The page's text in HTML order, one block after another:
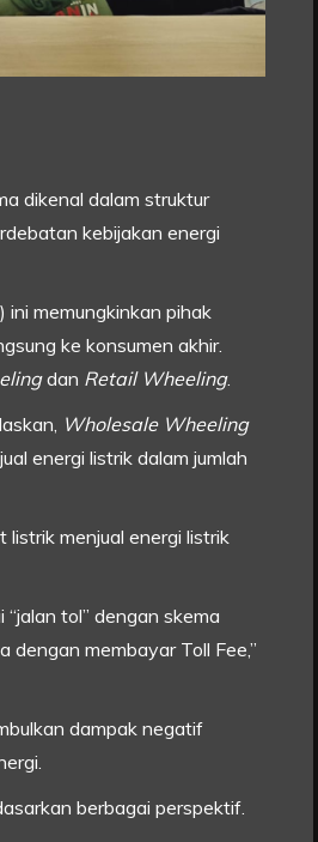
dikenal dalam struktur
kebijakan energi
ini memungkinkan pihak
ke konsumen akhir.
dan Retail Wheeling.
Wholesale Wheeling
energi listrik dalam jumlah
menjual energi listrik
tol” dengan skema
dengan membayar Toll Fee,”
dampak negatif
berbagai perspektif.